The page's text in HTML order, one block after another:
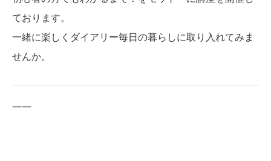
ております。
一緒に楽しくダイアリー毎日の暮らしに取り入れてみま
せんか。
——